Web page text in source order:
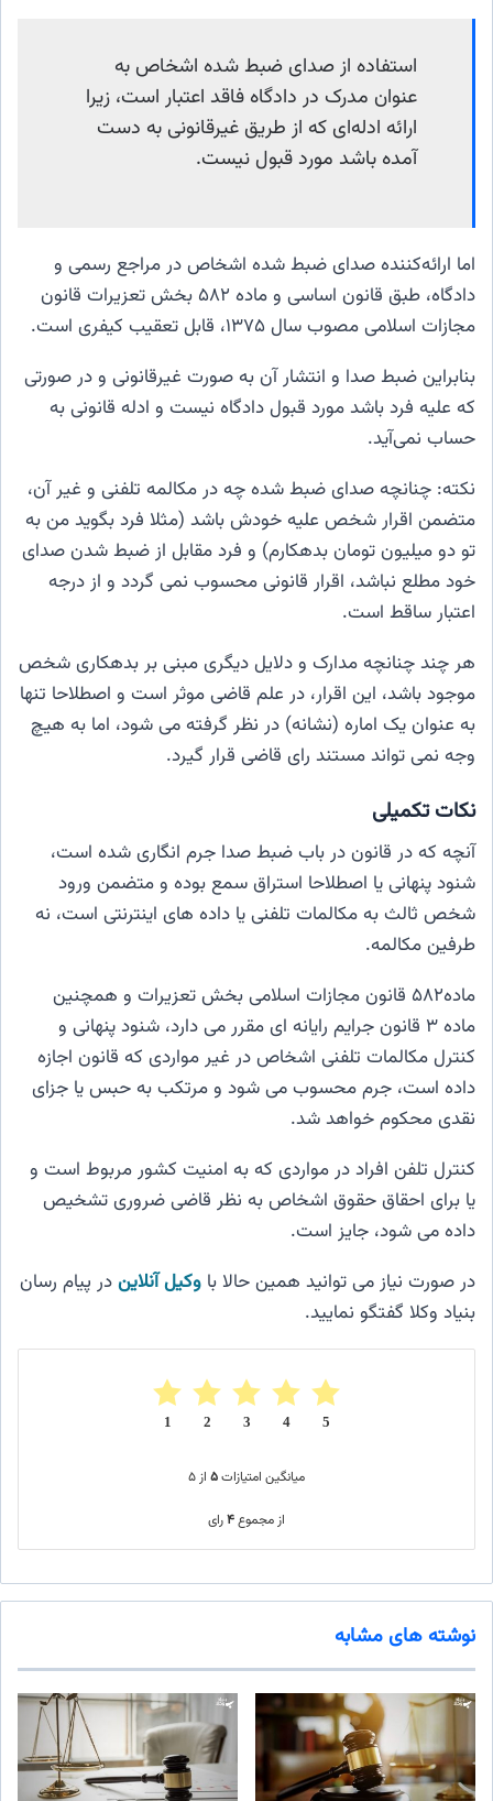
استفاده از صدای ضبط شده اشخاص به
عنوان مدرک در دادگاه فاقد اعتبار است، زیرا
ارائه ادله‌ای که از طریق غیرقانونی به دست
آمده باشد مورد قبول نیست.
اما ارائه‌کننده صدای ضبط شده اشخاص در مراجع رسمی و
دادگاه، طبق قانون اساسی و ماده ۵۸۲ بخش تعزیرات قانون
مجازات اسلامی مصوب سال ۱۳۷۵، قابل تعقیب کیفری است.
بنابراین ضبط صدا و انتشار آن به صورت غیرقانونی و در صورتی
که علیه فرد باشد مورد قبول دادگاه نیست و ادله قانونی به
حساب نمی‌آید.
نکته: چنانچه صدای ضبط شده چه در مکالمه تلفنی و غیر آن،
متضمن اقرار شخص علیه خودش باشد (مثلا فرد بگوید من به
تو دو میلیون تومان بدهکارم) و فرد مقابل از ضبط شدن صدای
خود مطلع نباشد، اقرار قانونی محسوب نمی گردد و از درجه
اعتبار ساقط است.
هر چند چنانچه مدارک و دلایل دیگری مبنی بر بدهکاری شخص
موجود باشد، این اقرار، در علم قاضی موثر است و اصطلاحا تنها
به عنوان یک اماره (نشانه) در نظر گرفته می شود، اما به هیچ
وجه نمی تواند مستند رای قاضی قرار گیرد.
نکات تکمیلی
آنچه که در قانون در باب ضبط صدا جرم انگاری شده است،
شنود پنهانی یا اصطلاحا استراق سمع بوده و متضمن ورود
شخص ثالث به مکالمات تلفنی یا داده های اینترنتی است، نه
طرفین مکالمه.
ماده۵۸۲ قانون مجازات اسلامی بخش تعزیرات و همچنین
ماده ۳ قانون جرایم رایانه ای مقرر می دارد، شنود پنهانی و
کنترل مکالمات تلفنی اشخاص در غیر مواردی که قانون اجازه
داده است، جرم محسوب می شود و مرتکب به حبس یا جزای
نقدی محکوم خواهد شد.
کنترل تلفن افراد در مواردی که به امنیت کشور مربوط است و
یا برای احقاق حقوق اشخاص به نظر قاضی ضروری تشخیص
داده می شود، جایز است.
در صورت نیاز می توانید همین حالا با وکیل آنلایندر پیام رسان
بنیاد وکلا گفتگو نمایید.
5
4
3
2
1
میانگین امتیازات۵ از ۵
از مجموع۴رای
نوشته های مشابه